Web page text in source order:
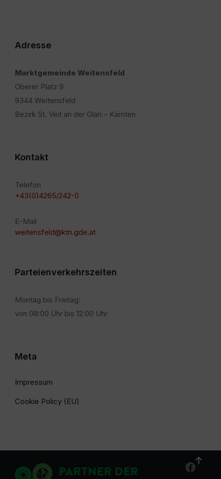
Adresse
Marktgemeinde Weitensfeld
Oberer Platz 9
9344 Weitensfeld
Bezirk St. Veit an der Glan – Kärnten
Kontakt
Telefon
+43(0)4265/242-0
E-Mail
weitensfeld@ktn.gde.at
Parteienverkehrszeiten
Montag bis Freitag:
von 08:00 Uhr bis 12:00 Uhr
Meta
Impressum
Cookie Policy (EU)